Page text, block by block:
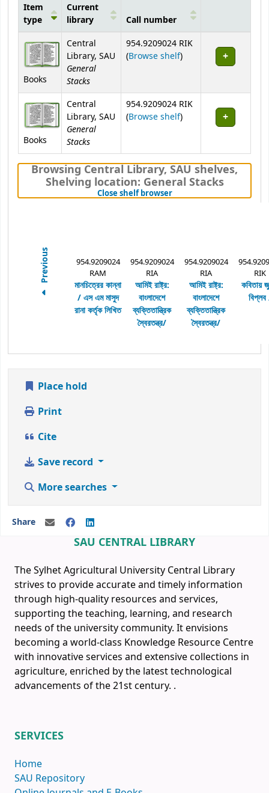
Item
type
Current
library
Call number
Books
Central
Library, SAU
General
Stacks
954.9209024 RIK
(Browse shelf(Opens below)
)
Books
Central
Library, SAU
General
Stacks
954.9209024 RIK
(Browse shelf(Opens below)
)
Browsing Central Library, SAU shelves,
Shelving location: General Stacks
Close shelf browser(Hides shelf browser)
Previous
954.9209024
RAM
মানচিত্রের কান্না
/ এস এম মাসুদ
রানা কর্তৃক লিখিত
954.9209024
RIA
আমিই রাষ্ট্র:
বাংলাদেশে
ব্যক্তিতান্ত্রিক
স্বৈরতন্ত্র/
954.9209024
RIA
আমিই রাষ্ট্র:
বাংলাদেশে
ব্যক্তিতান্ত্রিক
স্বৈরতন্ত্র/
RIK
কবিতায়
Place hold
Print
Cite
Save record
More searches
Share
SAU CENTRAL LIBRARY
The Sylhet Agricultural University Central Library
strives to provide accurate and timely information
through high-quality resources and services,
supporting the teaching, learning, and research
needs of the university community. It envisions
becoming a world-class Knowledge Resource Centre
with innovative services and extensive collections in
agriculture, enriched by the latest technological
advancements of the 21st century. .
SERVICES
Home
SAU Repository